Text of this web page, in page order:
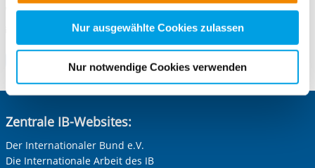
nachfolgender Buttons über Ihre Einwilligung für diese
Zwecke entscheiden und Ihre erteilte Einwilligung stets
für die Zukunft widerrufen. Bitte beachten Sie: Ihre
Cookies, die erforderlich zur Bereitstellung der von Ihnen
aufgerufenen und somit gewünschten Website-
berechtigter Interessen und daher unabhängig von einer
Einwilligung.
Nur ausgewählte Cookies zulassen
Nur notwendige Cookies verwenden
Telefonnummer
0721 921354-20/-45 /-17
E-Mail an Freiwilligendienste Karlsruhe
E-Mail schreiben
Zum Standort
Zentrale IB-Websites:
Der Internationaler Bund e.V.
Die Internationale Arbeit des IB